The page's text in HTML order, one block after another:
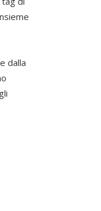
dalla